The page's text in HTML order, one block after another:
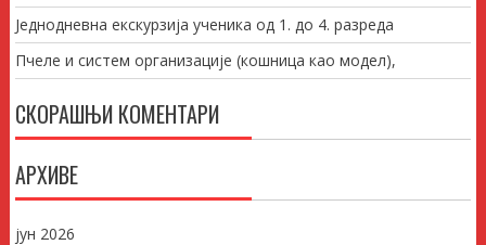
Једнодневна екскурзија ученика од 1. до 4. разреда
Пчеле и систем организације (кошница као модел),
СКОРАШЊИ КОМЕНТАРИ
АРХИВЕ
јун 2026